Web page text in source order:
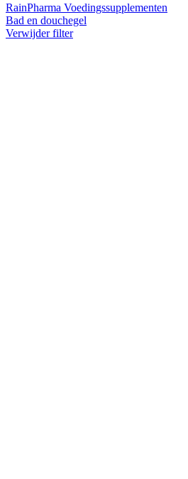
RainPharma Voedingssupplementen
Bad en douchegel
Verwijder filter